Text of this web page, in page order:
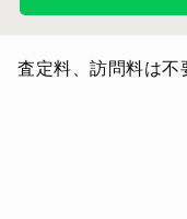
査定料、訪問料は不